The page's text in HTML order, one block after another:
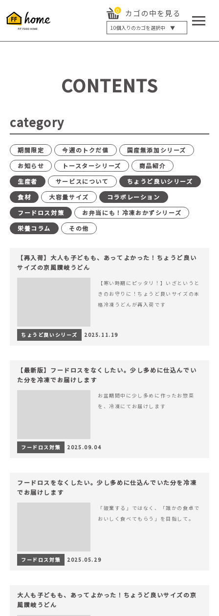
0 カゴの中を見る
10個入りのカゴを選択中 ▼
5個入り
20個入り
最大12%OFF
CONTENTS
category
期間限定 今週のトクだ値
国産無添加シリーズ
お知らせ
トースターシリーズ
商品紹介
生産者
サービスについて
ちょうど良いシリーズ
食材
大容量サイズ
コラボレーション
フードロス対策
お弁当にも！冷凍おかずシリーズ
栄養コラム
その他
【再入荷】大人も子どもも、あってよかった！ちょうど良い
サイズの京風讃岐うどん
【寒い時期にピッタリ！】いざというと
きのお守りに！ちょうど良いサイズの本
格冷凍うどんが再入荷です
ちょうど良いシリーズ 2025.11.19
【最新版】フードロスをなくしたい。少し多めに仕込んでい
た分を冷凍でお届けします
お盆期間中に少し多めに作ったお惣菜
を、冷凍にてお届けします
フードロス対策 2025.09.04
フードロスをなくしたい。少し多めに仕込んでいた分を冷凍
でお届けします
「破棄する」ではなく、「誰かの食卓で
おいしく食べてもらう」を目指して。
フードロス対策 2025.05.29
大人も子どもも、あってよかった！ちょうど良いサイズの京
風讃岐うどん